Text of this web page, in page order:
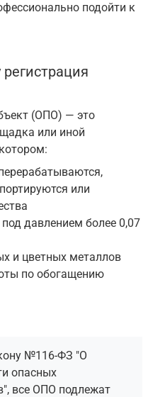
подойти к
(ОПО) — это
или иной
или
давлением более 0,07
и цветных металлов
по обогащению
№116-ФЗ "О
опасных
все ОПО подлежат